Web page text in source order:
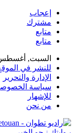
إعجاب
مشترك
متابع
متابع
السبت, أغسطس 8,
للنشر في
الإدارة والتحرير
سياسة
للإشهار
من نحن